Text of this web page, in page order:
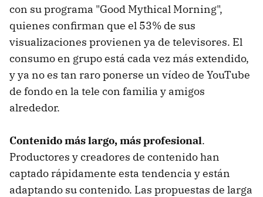
con su programa "Good Mythical Morning",
quienes confirman que el 53% de sus
visualizaciones provienen ya de televisores. El
consumo en grupo está cada vez más extendido,
y ya no es tan raro ponerse un vídeo de YouTube
de fondo en la tele con familia y amigos
alrededor.
Contenido más largo, más profesional.
Productores y creadores de contenido han
captado rápidamente esta tendencia y están
adaptando su contenido. Las propuestas de larga